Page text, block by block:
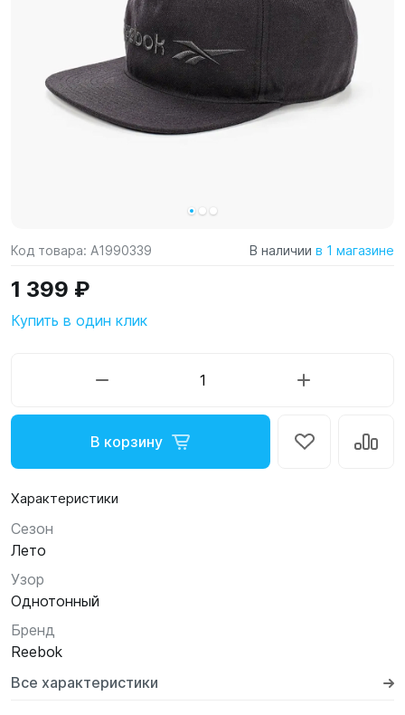
Код товара: A1990339 В наличии в 1 магазине
1 399 ₽
Купить в один клик
В корзину
Характеристики
Сезон
Лето
Узор
Однотонный
Бренд
Reebok
Все характеристики